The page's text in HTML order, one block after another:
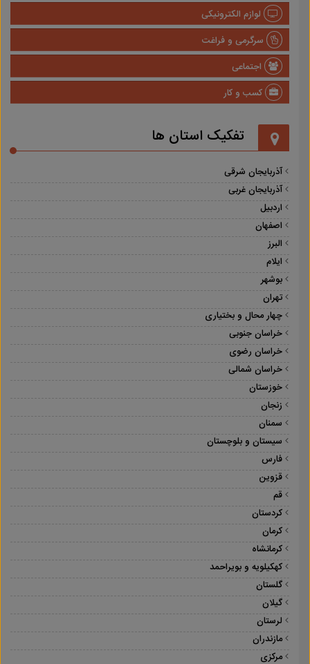
لوازم الکترونیکی
سرگرمی و فراغت
اجتماعی
کسب و کار
تفکیک استان ها
آذربایجان شرقی
آذربایجان غربی
اردبیل
اصفهان
البرز
ایلام
بوشهر
تهران
چهار محال و بختیاری
خراسان جنوبی
خراسان رضوی
خراسان شمالی
خوزستان
زنجان
سمنان
سیستان و بلوچستان
فارس
قزوین
قم
کردستان
کرمان
کرمانشاه
کهکیلویه و بویراحمد
گلستان
گیلان
لرستان
مازندران
مرکزی